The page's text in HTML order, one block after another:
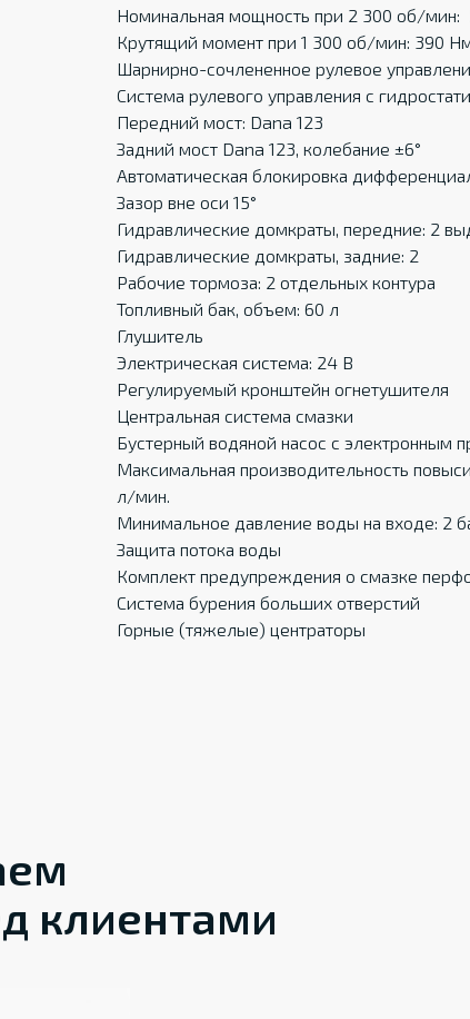
Номинальная мощность при 2 300 об/мин:
Крутящий момент при 1 300 об/мин: 390
Шарнирно-сочлененное рулевое
Система рулевого управления с
Передний мост: Dana 123
Задний мост Dana 123, колебание ±6°
Автоматическая блокировка
Зазор вне оси 15°
Гидравлические домкраты, передние: 2
Гидравлические домкраты, задние: 2
Рабочие тормоза: 2 отдельных контура
Топливный бак, объем: 60 л
Глушитель
Электрическая система: 24 В
Регулируемый кронштейн огнетушителя
Центральная система смазки
Бустерный водяной насос с электронным
Максимальная производительность
л/мин.
Минимальное давление воды на входе: 2
Защита потока воды
Комплект предупреждения о смазке
Система бурения больших отверстий
Горные (тяжелые) центраторы
клиентами